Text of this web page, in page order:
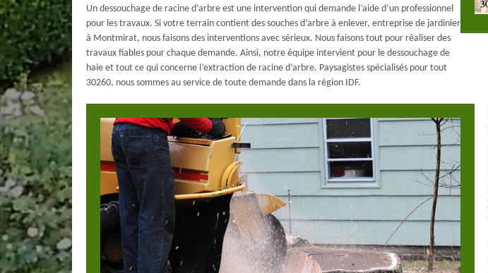
Un dessouchage de racine d’arbre est une intervention qui demande l’aide d’un professionnel
pour les travaux. Si votre terrain contient des souches d’arbre à enlever, entreprise de jardinier
à Montmirat, nous faisons des interventions avec sérieux. Nous faisons tout pour réaliser des
travaux fiables pour chaque demande. Ainsi, notre équipe intervient pour le dessouchage de
haie et tout ce qui concerne l’extraction de racine d’arbre. Paysagistes spécialisés pour tout
30260, nous sommes au service de toute demande dans la région IDF.